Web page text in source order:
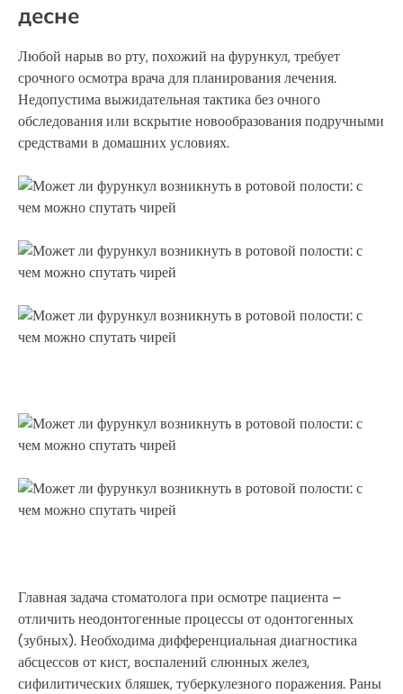
десне
Любой нарыв во рту, похожий на фурункул, требует
срочного осмотра врача для планирования лечения.
Недопустима выжидательная тактика без очного
обследования или вскрытие новообразования подручными
средствами в домашних условиях.
Главная задача стоматолога при осмотре пациента –
отличить неодонтогенные процессы от одонтогенных
(зубных). Необходима дифференциальная диагностика
абсцессов от кист, воспалений слюнных желез,
сифилитических бляшек, туберкулезного поражения. Раны